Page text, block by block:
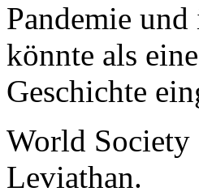
Pandemie
könnte als
Geschichte
World Society
Leviathan.